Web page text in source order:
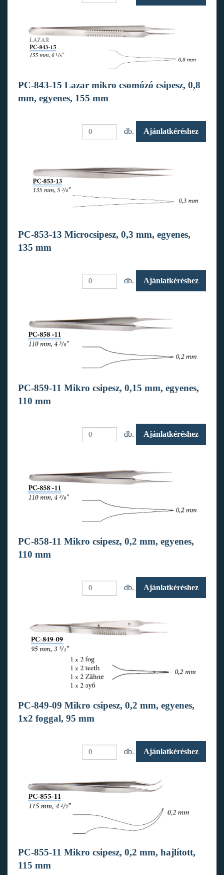
PC-843-15 Lazar mikro csomózó csipesz, 0,8
mm, egyenes, 155 mm
db. Ajánlatkéréshez
PC-853-13 Microcsipesz, 0,3 mm, egyenes,
135 mm
db. Ajánlatkéréshez
PC-859-11 Mikro csipesz, 0,15 mm, egyenes,
110 mm
db. Ajánlatkéréshez
PC-858-11 Mikro csipesz, 0,2 mm, egyenes,
110 mm
db. Ajánlatkéréshez
PC-849-09 Mikro csipesz, 0,2 mm, egyenes,
1x2 foggal, 95 mm
db. Ajánlatkéréshez
PC-855-11 Mikro csipesz, 0,2 mm, hajlított,
115 mm